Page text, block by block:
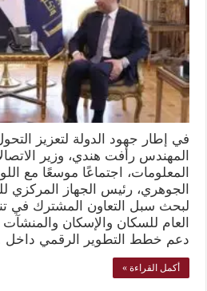
في إطار جهود الدولة لتعزيز
المهندس رأفت هندي، وزير
المعلومات، اجتماعًا موسعًا مع
الجوهري، رئيس الجهاز المركزي
لبحث سبل التعاون المشترك في
دعم خطط التطوير الرقمي
أكمل القراءة »